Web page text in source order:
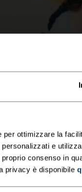
ottimizzare la
e
consenso in
privacy è disponibile